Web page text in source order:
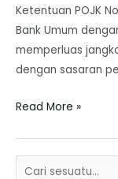
Ketentuan POJK
Bank Umum
memperluas
dengan sasaran
Read More »